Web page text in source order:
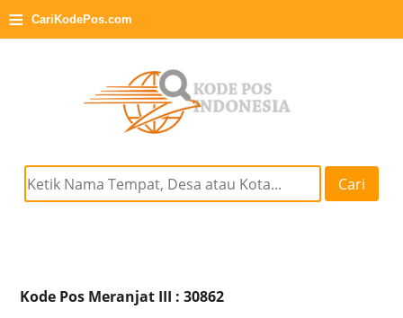
≡ CariKodePos.com
Cari
Kode Pos Meranjat III : 30862